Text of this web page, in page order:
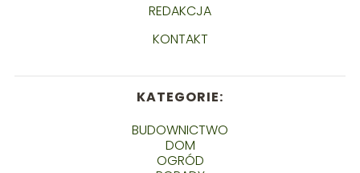
REDAKCJA
KONTAKT
KATEGORIE:
BUDOWNICTWO
DOM
OGRÓD